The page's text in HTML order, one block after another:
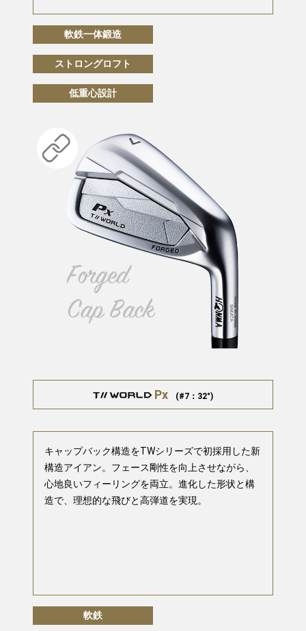
軟鉄一体鍛造
ストロングロフト
低重心設計
Px (#7：32°)
キャップバック構造をTWシリーズで初採用した新
構造アイアン。フェース剛性を向上させながら、
心地良いフィーリングを両立。進化した形状と構
造で、理想的な飛びと高弾道を実現。
軟鉄